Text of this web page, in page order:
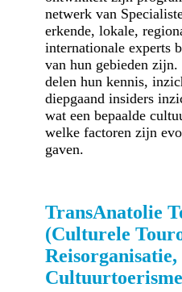
netwerk van
erkende, lokale,
internationale experts
van hun gebieden zijn.
delen hun kennis,
diepgaand insiders
wat een bepaalde
welke factoren zijn
gaven.
TransAnatolie
(Culturele
Reisorganisatie,